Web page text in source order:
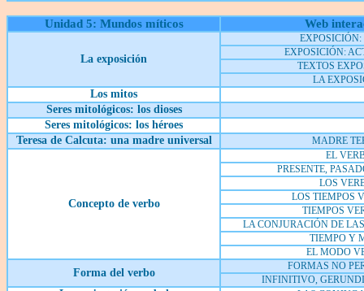
Unidad 5: Mundos míticos Web
La exposición
EXPOSICIÓN:
EXPOSICIÓN:
TEXTOS
LA
Los mitos
Seres mitológicos: los dioses
Seres mitológicos: los héroes
Teresa de Calcuta: una madre universal
MADRE
Concepto de verbo
EL
PRESENTE,
LOS
LOS TIEMPOS
TIEMPOS
LA CONJURACIÓN DE
TIEMPO Y
EL MODO
Forma del verbo
FORMAS NO
INFINITIVO,